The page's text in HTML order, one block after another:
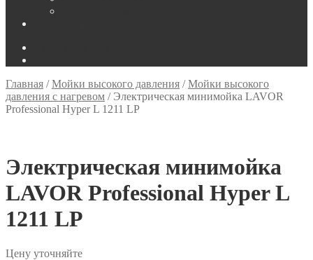
Главная /Мойки высокого давления /Мойки высокого
давления с нагревом / Электрическая минимойка LAVOR
Professional Hyper L 1211 LP
Электрическая минимойка
LAVOR Professional Hyper L
1211 LP
Цену уточняйте